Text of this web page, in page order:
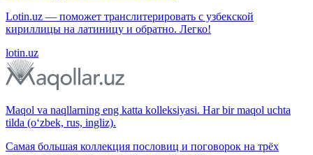
Lotin.uz — поможет транслитерировать с узбекской
кириллицы на латиницу и обратно. Легко!
lotin.uz
Maqol va naqllarning eng katta kolleksiyasi. Har bir maqol uchta
tilda (o‘zbek, rus, ingliz).
Самая большая коллекция пословиц и поговорок на трёх